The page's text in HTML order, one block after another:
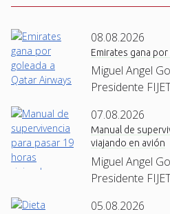
08.08.2026
Emirates gana
Miguel Angel
Presidente
07.08.2026
Manual de
viajando en avión
Miguel Angel
Presidente
05.08.2026